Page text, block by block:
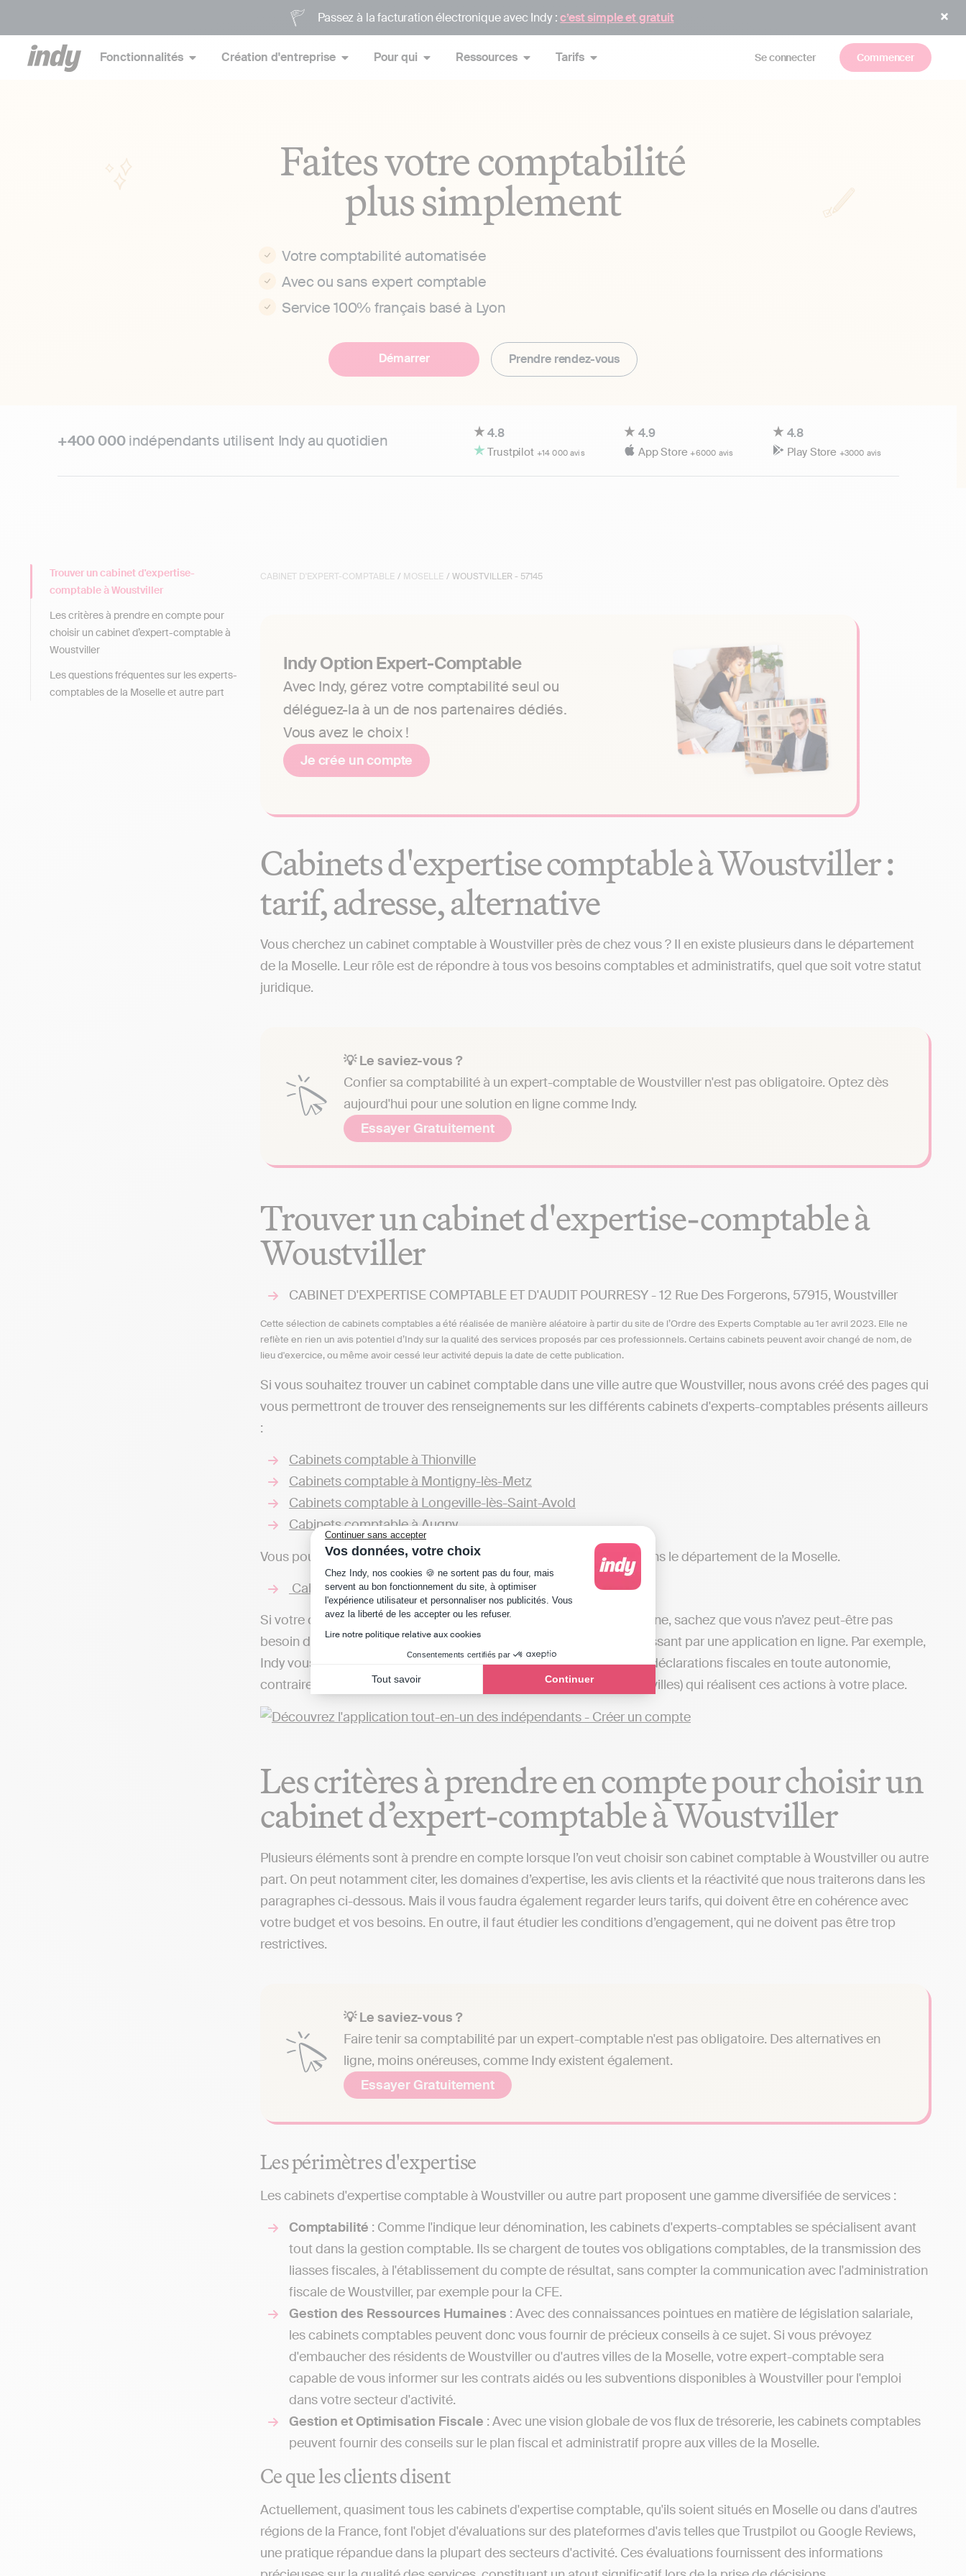
Continuer sans accepter
Vos données, votre choix
Plateforme de Gestion du Consentement : Personnalisez vos Options
Chez Indy, nos cookies 🍪 ne sortent pas du four, mais
servent au bon fonctionnement du site, à optimiser
l'expérience utilisateur et personnaliser nos publicités. Vous
avez la liberté de les accepter ou les refuser.
Lire notre politique relative aux cookies
Consentements certifiés par
Tout savoir Continuer
Axeptio consent
Passez à la facturation électronique avec Indy :c’est simple et gratuit
Fonctionnalités Création d'entreprise Pour qui Ressources Tarifs Se connecter Commencer
Faites votre comptabilité
plus simplement
Votre comptabilité automatisée
Avec ou sans expert comptable
Service 100% français basé à Lyon
Démarrer Prendre rendez-vous
+400 000indépendants utilisent Indy au quotidien 4.8
Trustpilot +14 000 avis
4.9
App Store+6000 avis
4.8
Play Store +3000 avis
CABINET D'EXPERT-COMPTABLE / MOSELLE / WOUSTVILLER - 57145
Indy Option Expert-Comptable
Avec Indy, gérez votre comptabilité seul ou
déléguez-la à un de nos partenaires dédiés.
Vous avez le choix !
Je crée un compte
Cabinets d'expertise comptable à Woustviller :
tarif, adresse, alternative
Vous cherchez un cabinet comptable à Woustviller près de chez vous ? Il en existe plusieurs dans le département
de la Moselle. Leur rôle est de répondre à tous vos besoins comptables et administratifs, quel que soit votre statut
juridique.
💡 Le saviez-vous ?
Confier sa comptabilité à un expert-comptable de Woustviller n'est pas obligatoire. Optez dès
aujourd'hui pour une solution en ligne comme Indy.
Essayer Gratuitement
Trouver un cabinet d'expertise-comptable à
Woustviller
CABINET D'EXPERTISE COMPTABLE ET D'AUDIT POURRESY - 12 Rue Des Forgerons, 57915, Woustviller
Cette sélection de cabinets comptables a été réalisée de manière aléatoire à partir du site de l’Ordre des Experts Comptable au 1er avril 2023. Elle ne
reflète en rien un avis potentiel d’Indy sur la qualité des services proposés par ces professionnels. Certains cabinets peuvent avoir changé de nom, de
lieu d'exercice, ou même avoir cessé leur activité depuis la date de cette publication.
Si vous souhaitez trouver un cabinet comptable dans une ville autre que Woustviller, nous avons créé des pages qui
vous permettront de trouver des renseignements sur les différents cabinets d'experts-comptables présents ailleurs
:
Cabinets comptable à Thionville
Cabinets comptable à Montigny-lès-Metz
Cabinets comptable à Longeville-lès-Saint-Avold
Cabinets comptable à Augny
Vous pouvez aussi consulter la liste de cabinets présents ailleurs dans le département de la Moselle.
Cabinets comptable en Moselle
Si votre objectif est de réaliser votre comptabilité directement en ligne, sachez que vous n’avez peut-être pas
besoin d’un cabinet comptable et qu’il est possible de le faire en passant par une application en ligne. Par exemple,
Indy vous permettra de gérer votre comptabilité et transmettre vos déclarations fiscales en toute autonomie,
contrairement aux cabinets comptables (de Woustviller ou d'autres villes) qui réalisent ces actions à votre place.
Les critères à prendre en compte pour choisir un
cabinet d’expert-comptable à Woustviller
Plusieurs éléments sont à prendre en compte lorsque l’on veut choisir son cabinet comptable à Woustviller ou autre
part. On peut notamment citer, les domaines d’expertise, les avis clients et la réactivité que nous traiterons dans les
paragraphes ci-dessous. Mais il vous faudra également regarder leurs tarifs, qui doivent être en cohérence avec
votre budget et vos besoins. En outre, il faut étudier les conditions d’engagement, qui ne doivent pas être trop
restrictives.
💡 Le saviez-vous ?
Faire tenir sa comptabilité par un expert-comptable n'est pas obligatoire. Des alternatives en
ligne, moins onéreuses, comme Indy existent également.
Essayer Gratuitement
Les périmètres d'expertise
Les cabinets d'expertise comptable à Woustviller ou autre part proposent une gamme diversifiée de services :
Comptabilité : Comme l'indique leur dénomination, les cabinets d'experts-comptables se spécialisent avant
tout dans la gestion comptable. Ils se chargent de toutes vos obligations comptables, de la transmission des
liasses fiscales, à l'établissement du compte de résultat, sans compter la communication avec l'administration
fiscale de Woustviller, par exemple pour la CFE.
Gestion des Ressources Humaines : Avec des connaissances pointues en matière de législation salariale,
les cabinets comptables peuvent donc vous fournir de précieux conseils à ce sujet. Si vous prévoyez
d'embaucher des résidents de Woustviller ou d'autres villes de la Moselle, votre expert-comptable sera
capable de vous informer sur les contrats aidés ou les subventions disponibles à Woustviller pour l'emploi
dans votre secteur d'activité.
Gestion et Optimisation Fiscale : Avec une vision globale de vos flux de trésorerie, les cabinets comptables
peuvent fournir des conseils sur le plan fiscal et administratif propre aux villes de la Moselle.
Ce que les clients disent
Actuellement, quasiment tous les cabinets d'expertise comptable, qu'ils soient situés en Moselle ou dans d'autres
régions de la France, font l'objet d'évaluations sur des plateformes d'avis telles que Trustpilot ou Google Reviews,
une pratique répandue dans la plupart des secteurs d'activité. Ces évaluations fournissent des informations
Trouver un cabinet d'expertise-
comptable à Woustviller
Les critères à prendre en compte pour
choisir un cabinet d’expert-comptable à
Woustviller
Les questions fréquentes sur les experts-
comptables de la Moselle et autre part